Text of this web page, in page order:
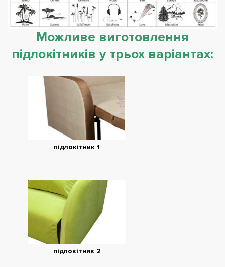
Можливе виготовлення
підлокітників у трьох варіантах:
підлокітник 1
підлокітник 2